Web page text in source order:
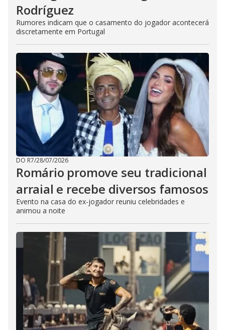
Rodríguez
Rumores indicam que o casamento do jogador acontecerá
discretamente em Portugal
DO R7/28/07/2026
Romário promove seu tradicional
arraial e recebe diversos famosos
Evento na casa do ex-jogador reuniu celebridades e
animou a noite